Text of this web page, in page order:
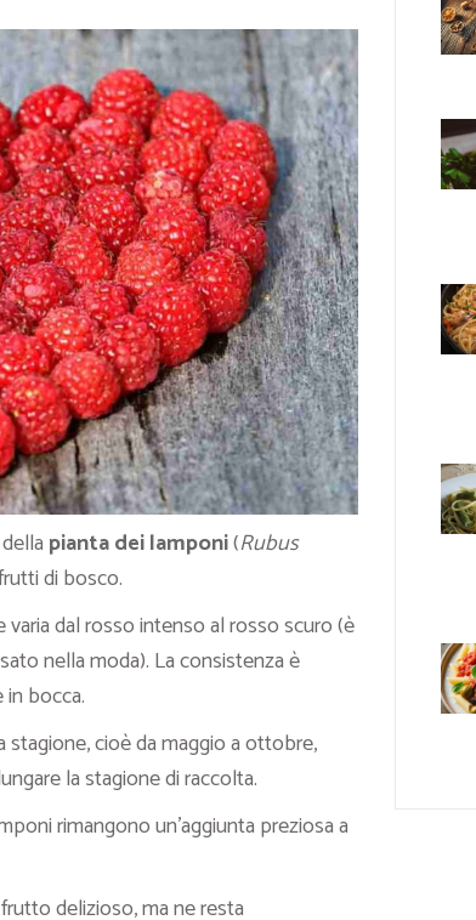
pianta dei lamponi(Rubus
di bosco.
dal rosso intenso al rosso scuro (è
nella moda). La consistenza è
bocca.
cioè da maggio a ottobre,
la stagione di raccolta.
rimangono un’aggiunta preziosa a
delizioso, ma ne resta